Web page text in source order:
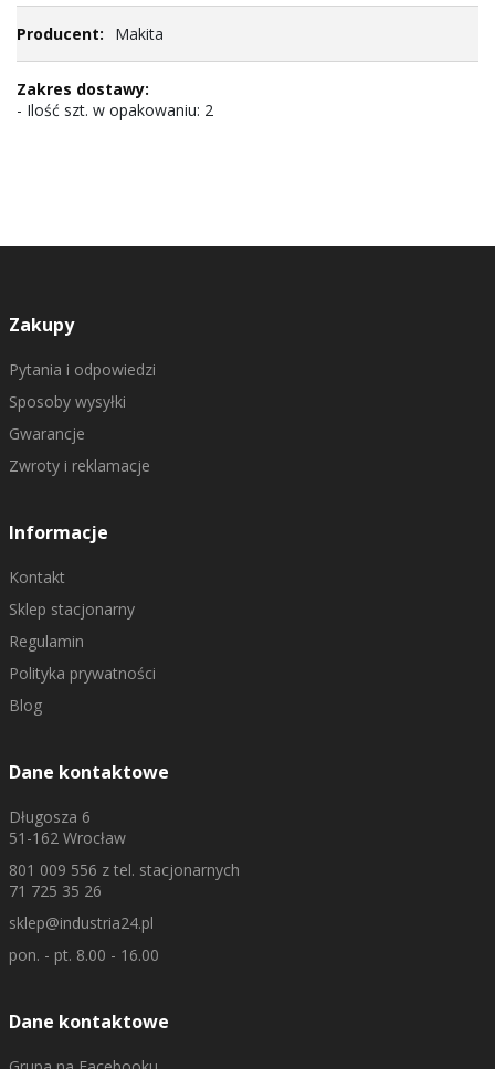
Makita
- Ilość szt. w opakowaniu: 2
Zakupy
Pytania i odpowiedzi
Sposoby wysyłki
Gwarancje
Zwroty i reklamacje
Informacje
Kontakt
Sklep stacjonarny
Regulamin
Polityka prywatności
Blog
Dane kontaktowe
Długosza 6
51-162 Wrocław
801 009 556 z tel. stacjonarnych
71 725 35 26
sklep@industria24.pl
pon. - pt. 8.00 - 16.00
Dane kontaktowe